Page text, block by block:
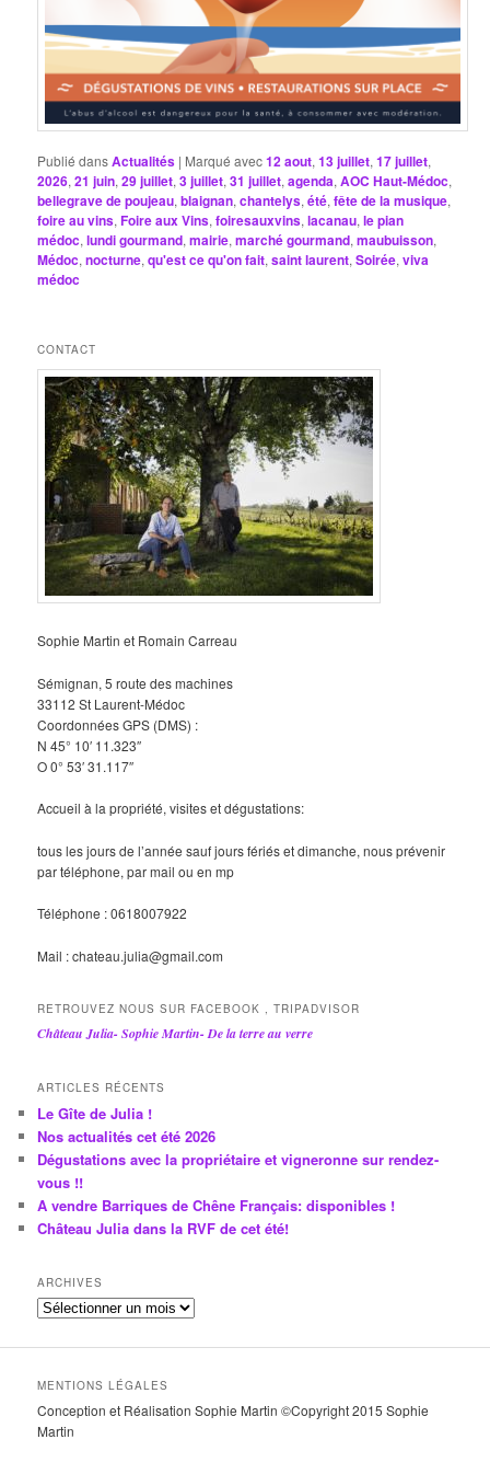
Publié dansActualités | Marqué avec12 aout,13 juillet,17 juillet,
2026,21 juin,29 juillet,3 juillet,31 juillet,agenda,AOC Haut-Médoc,
bellegrave de poujeau,blaignan,chantelys,été,fête de la musique,
foire au vins,Foire aux Vins,foiresauxvins,lacanau,le pian
médoc,lundi gourmand,mairie,marché gourmand,maubuisson,
Médoc,nocturne,qu'est ce qu'on fait,saint laurent,Soirée,viva
médoc
CONTACT
Sophie Martin et Romain Carreau
Sémignan, 5 route des machines
33112 St Laurent-Médoc
Coordonnées GPS (DMS) :
N 45° 10′ 11.323″
O 0° 53′ 31.117″
Accueil à la propriété, visites et dégustations:
tous les jours de l’année sauf jours fériés et dimanche, nous prévenir
par téléphone, par mail ou en mp
Téléphone : 0618007922
Mail : chateau.julia@gmail.com
RETROUVEZ NOUS SUR FACEBOOK , TRIPADVISOR
Château Julia- Sophie Martin- De la terre au verre
ARTICLES RÉCENTS
Le Gîte de Julia !
Nos actualités cet été 2026
Dégustations avec la propriétaire et vigneronne sur rendez-
vous !!
A vendre Barriques de Chêne Français: disponibles !
Château Julia dans la RVF de cet été!
ARCHIVES
A
c
i
v
e
MENTIONS LÉGALES
Conception et Réalisation Sophie Martin ©Copyright 2015 Sophie
Martin